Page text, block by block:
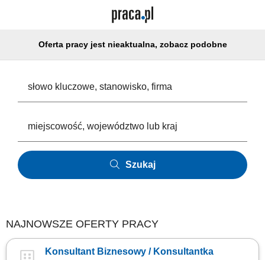
Oferta pracy jest nieaktualna, zobacz podobne
Szukaj
NAJNOWSZE OFERTY PRACY
Konsultant Biznesowy / Konsultantka